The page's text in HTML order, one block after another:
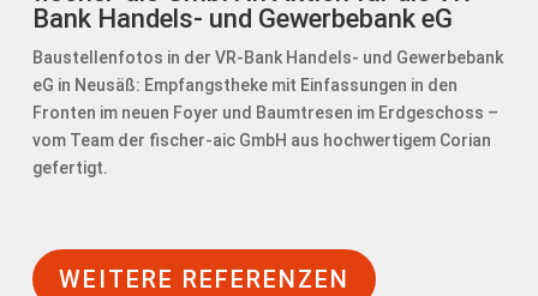
Bank Handels- und Gewerbebank eG
Baustellenfotos in der VR-Bank Handels- und Gewerbebank
eG in Neusäß: Empfangstheke mit Einfassungen in den
Fronten im neuen Foyer und Baumtresen im Erdgeschoss –
vom Team der fischer-aic GmbH aus hochwertigem Corian
gefertigt.
WEITERE REFERENZEN